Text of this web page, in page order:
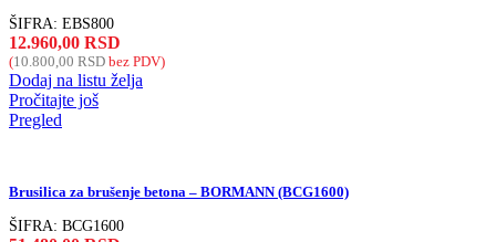
ŠIFRA: EBS800
12.960,00 RSD
(10.800,00 RSD bez PDV)
Dodaj na listu želja
Pročitajte još
Pregled
Brusilica za brušenje betona – BORMANN (BCG1600)
ŠIFRA: BCG1600